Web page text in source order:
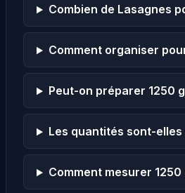
Combien de Lasagnes
Comment organiser
Peut-on préparer 1250
Les quantités sont-
Comment mesurer